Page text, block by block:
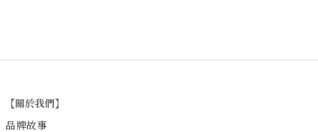
【關於我們】
品牌故事